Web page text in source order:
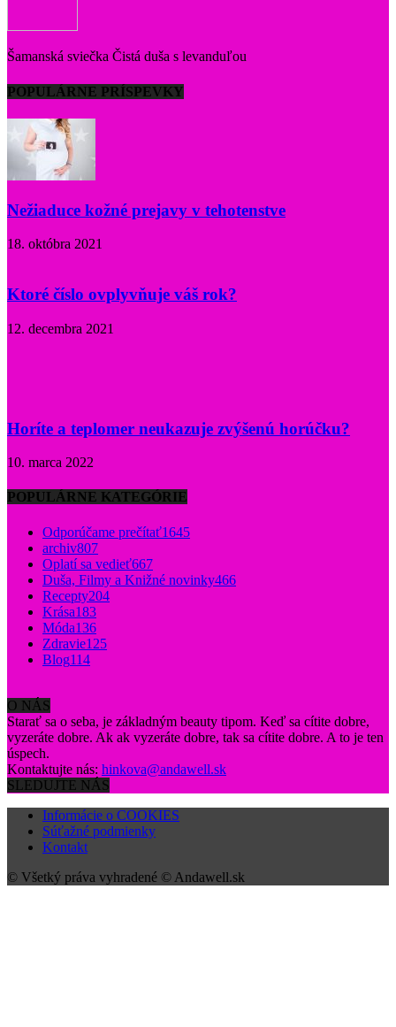
Šamanská sviečka Čistá duša s levanduľou
POPULÁRNE PRÍSPEVKY
Nežiaduce kožné prejavy v tehotenstve
18. októbra 2021
Ktoré číslo ovplyvňuje váš rok?
12. decembra 2021
Horíte a teplomer neukazuje zvýšenú horúčku?
10. marca 2022
POPULÁRNE KATEGÓRIE
Odporúčame prečítať1645
archiv807
Oplatí sa vedieť667
Duša, Filmy a Knižné novinky466
Recepty204
Krása183
Móda136
Zdravie125
Blog114
O NÁS
Starať sa o seba, je základným beauty tipom. Keď sa cítite dobre,
vyzeráte dobre. Ak ak vyzeráte dobre, tak sa cítite dobre. A to je ten
úspech.
Kontaktujte nás: hinkova@andawell.sk
SLEDUJTE NÁS
Informácie o COOKIES
Súťažné podmienky
Kontakt
© Všetký práva vyhradené © Andawell.sk